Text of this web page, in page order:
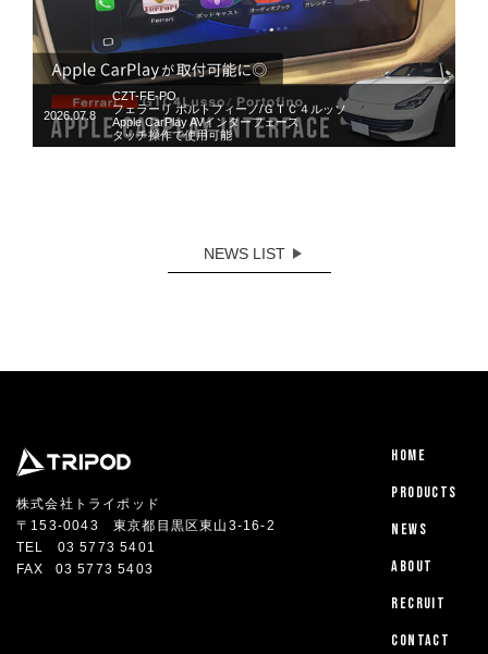
2026.07.8
CZT-FE-PO
フェラーリ ポルトフィーノ/ＧＴＣ４ルッソ
Apple CarPlay AVインターフェース
タッチ操作で使用可能
NEWS LIST
株式会社トライポッド
〒153-0043 東京都目黒区東山3-16-2
TEL
03 5773 5401
FAX
03 5773 5403
HOME
PRODUCTS
NEWS
ABOUT
RECRUIT
CONTACT